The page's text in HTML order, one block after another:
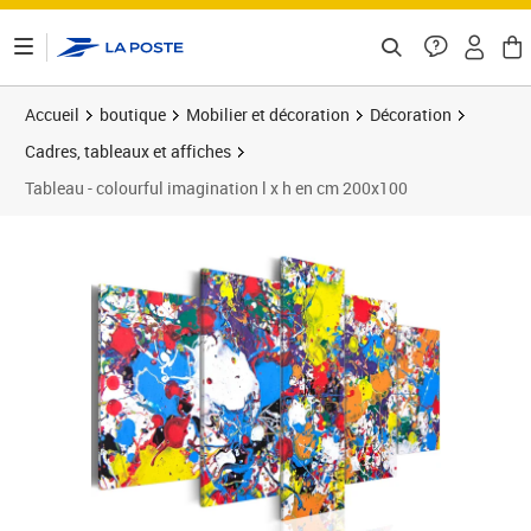
Accueil boutique Mobilier et décoration
Décoration
Cadres, tableaux et affiches
Tableau - colourful imagination l x h en cm 200x100